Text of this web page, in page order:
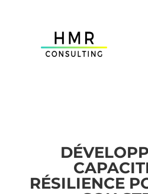
RÉSILIENCE